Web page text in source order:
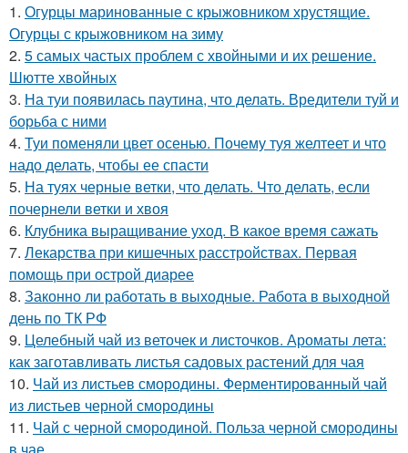
1. Огурцы маринованные с крыжовником хрустящие.
Огурцы с крыжовником на зиму
2. 5 самых частых проблем с хвойными и их решение.
Шютте хвойных
3. На туи появилась паутина, что делать. Вредители туй и
борьба с ними
4. Туи поменяли цвет осенью. Почему туя желтеет и что
надо делать, чтобы ее спасти
5. На туях черные ветки, что делать. Что делать, если
почернели ветки и хвоя
6. Клубника выращивание уход. В какое время сажать
7. Лекарства при кишечных расстройствах. Первая
помощь при острой диарее
8. Законно ли работать в выходные. Работа в выходной
день по ТК РФ
9. Целебный чай из веточек и листочков. Ароматы лета:
как заготавливать листья садовых растений для чая
10. Чай из листьев смородины. Ферментированный чай
из листьев черной смородины
11. Чай с черной смородиной. Польза черной смородины